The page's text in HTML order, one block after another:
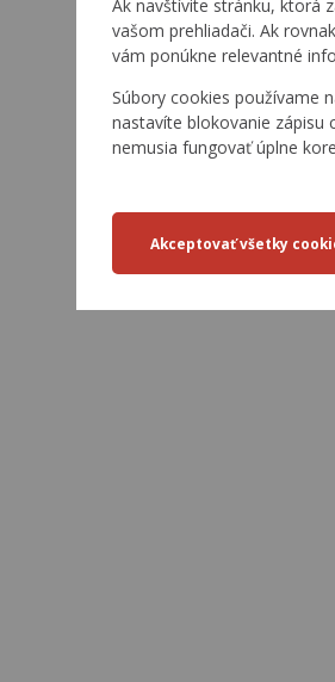
Ak navštívite stránku, ktorá
vašom prehliadači. Ak
vám ponúkne relevantné
Súbory cookies používame
nastavíte blokovanie zápisu
nemusia fungovať úplne